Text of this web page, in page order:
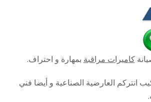
كاميرات مراقبة بمهارة و احتراف.
انتركم العارضية الصناعية و أيضا فني